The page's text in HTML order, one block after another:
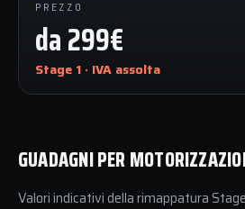
PREZZO
da 299€
Stage 1 · IVA assolta
GUADAGNI PER
Valori indicativi della rimappatura